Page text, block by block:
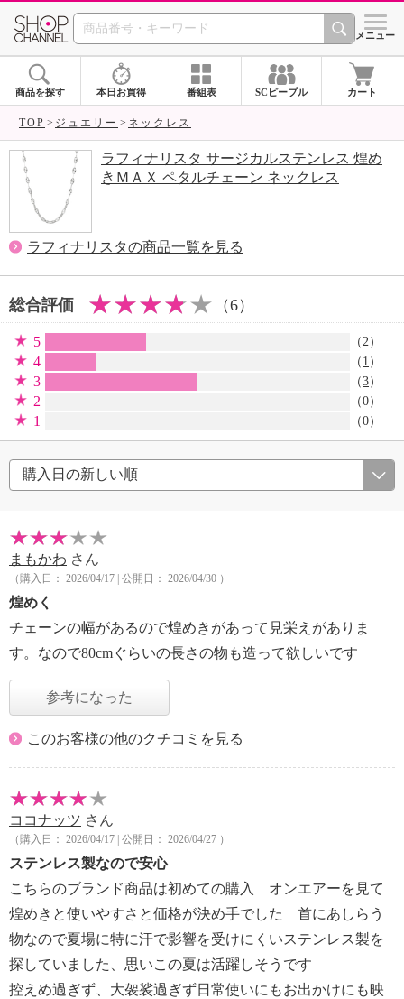
SHOP CHANNEL シメニュー
商品を探す 本日お買得 番組表 SCピープル カート
TOP ジュエリー ネックレス
ラフィナリスタ サージカルステンレス 煌め
きＭＡＸ ペタルチェーン ネックレス
ラフィナリスタの商品一覧を見る
総合評価 （6）
5 （2）
4 （ 1 ）
3 （3）
2 （0）
1 （0）
まもかわ さん
（購入日： 2026/04/17 | 公開日： 2026/04/30 ）
煌めく
チェーンの幅があるので煌めきがあって見栄えがありま
す。なので80cmぐらいの長さの物も造って欲しいです
参考になった
このお客様の他のクチコミを見る
ココナッツ さん
（購入日： 2026/04/17 | 公開日： 2026/04/27 ）
ステンレス製なので安心
こちらのブランド商品は初めての購入 オンエアーを見て
煌めきと使いやすさと価格が決め手でした 首にあしらう
物なので夏場に特に汗で影響を受けにくいステンレス製を
探していました、思いこの夏は活躍しそうです
控えめ過ぎず、大袈裟過ぎず日常使いにもお出かけにも映